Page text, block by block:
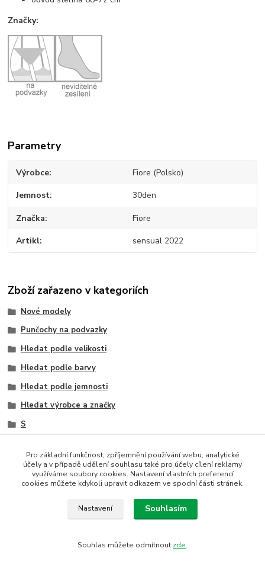
Značky:
Parametry
Výrobce Fiore (Polsko)
Jemnost 30den
Značka Fiore
Artikl sensual 2022
Zboží zařazeno v kategoriích
Nové modely
Punčochy na podvazky
Hledat podle velikosti
Hledat podle barvy
Hledat podle jemnosti
Hledat výrobce a značky
S
L
XL
Pro základní funkčnost, zpříjemnění používání webu, analytické
účely a v případě udělení souhlasu také pro účely cílení reklamy
využíváme soubory cookies. Nastavení vlastních preferencí
cookies můžete kdykoli upravit odkazem ve spodní části stránek.
Nastavení Souhlasím
Souhlas můžete odmítnout zde.